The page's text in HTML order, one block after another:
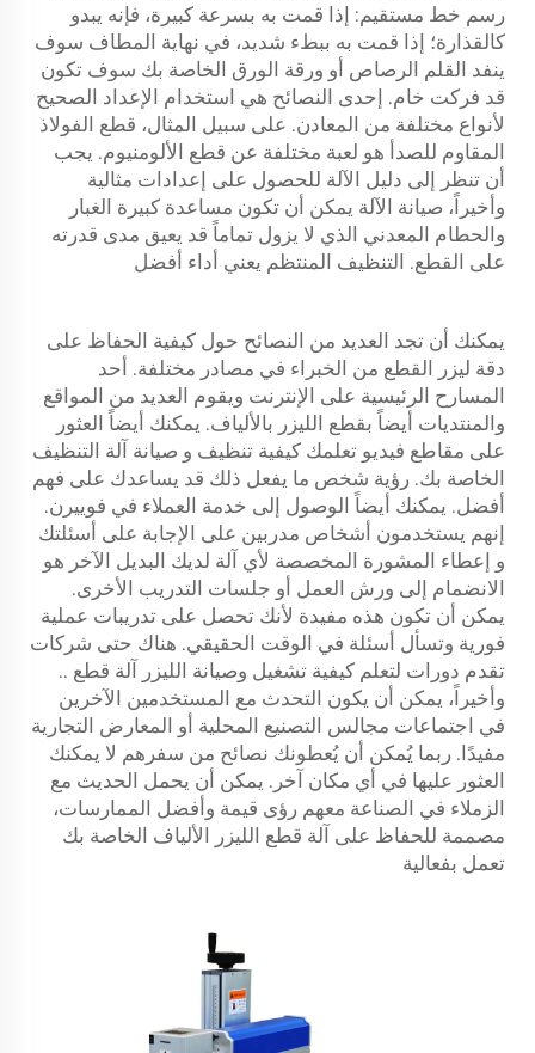
رسم خط مستقيم: إذا قمت به بسرعة كبيرة، فإنه يبدو
كالقذارة؛ إذا قمت به ببطء شديد، في نهاية المطاف سوف
ينفد القلم الرصاص أو ورقة الورق الخاصة بك سوف تكون
قد فركت خام. إحدى النصائح هي استخدام الإعداد الصحيح
لأنواع مختلفة من المعادن. على سبيل المثال، قطع الفولاذ
المقاوم للصدأ هو لعبة مختلفة عن قطع الألومنيوم. يجب
أن تنظر إلى دليل الآلة للحصول على إعدادات مثالية
وأخيراً، صيانة الآلة يمكن أن تكون مساعدة كبيرة الغبار
والحطام المعدني الذي لا يزول تماماً قد يعيق مدى قدرته
على القطع. التنظيف المنتظم يعني أداء أفضل
يمكنك أن تجد العديد من النصائح حول كيفية الحفاظ على
دقة ليزر القطع من الخبراء في مصادر مختلفة. أحد
المسارح الرئيسية على الإنترنت ويقوم العديد من المواقع
والمنتديات أيضاً بقطع الليزر بالألياف. يمكنك أيضاً العثور
على مقاطع فيديو تعلمك كيفية تنظيف و صيانة آلة التنظيف
الخاصة بك. رؤية شخص ما يفعل ذلك قد يساعدك على فهم
أفضل. يمكنك أيضاً الوصول إلى خدمة العملاء في فوييرن.
إنهم يستخدمون أشخاص مدربين على الإجابة على أسئلتك
و إعطاء المشورة المخصصة لأي آلة لديك البديل الآخر هو
الانضمام إلى ورش العمل أو جلسات التدريب الأخرى.
يمكن أن تكون هذه مفيدة لأنك تحصل على تدريبات عملية
فورية وتسأل أسئلة في الوقت الحقيقي. هناك حتى شركات
تقدم دورات لتعلم كيفية تشغيل وصيانة الليزر آلة قطع ..
وأخيراً، يمكن أن يكون التحدث مع المستخدمين الآخرين
في اجتماعات مجالس التصنيع المحلية أو المعارض التجارية
مفيدًا. ربما يُمكن أن يُعطونك نصائح من سفرهم لا يمكنك
العثور عليها في أي مكان آخر. يمكن أن يحمل الحديث مع
الزملاء في الصناعة معهم رؤى قيمة وأفضل الممارسات،
مصممة للحفاظ على آلة قطع الليزر الألياف الخاصة بك
تعمل بفعالية